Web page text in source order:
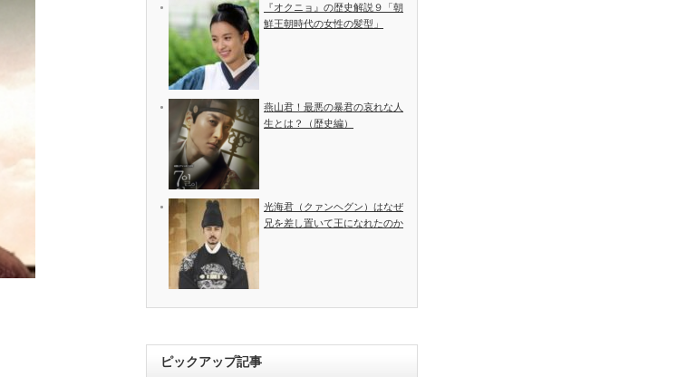
『オクニョ』の歴史解説９「朝
鮮王朝時代の女性の髪型」
燕山君！最悪の暴君の哀れな人
生とは？（歴史編）
光海君（クァンヘグン）はなぜ
兄を差し置いて王になれたのか
ピックアップ記事